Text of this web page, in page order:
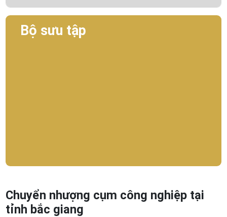
Bộ sưu tập
Chuyển nhượng cụm công nghiệp tại
tỉnh bắc giang